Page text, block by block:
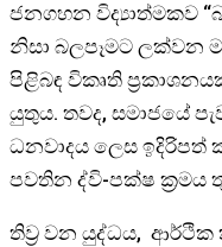
ජනගහන විද්‍යාත්මකව
නිසා බලපෑමට ලක්වන
පිළිබඳ විකෘති
යුතුය. තවද, සමාජයේ
ධනවාදය ලෙස ඉදිරිපත්
පවතින ද්වි-පක්ෂ ක්‍රමය
තිව්‍ර වන යුද්ධය, ආර්ථික